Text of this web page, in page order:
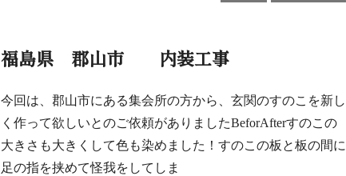
福島県 郡山市 内装工事
今回は、郡山市にある集会所の方から、玄関のすのこを新し
く作って欲しいとのご依頼がありましたBeforAfterすのこの
大きさも大きくして色も染めました！すのこの板と板の間に
足の指を挟めて怪我をしてしま